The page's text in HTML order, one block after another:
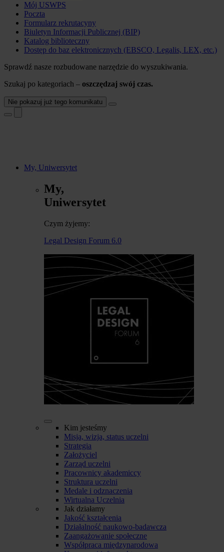
Mój USWPS
Poczta
Formularz rekrutacyny
Biuletyn Informacji Publicznej (BIP)
Katalog biblioteczny
Dostęp do baz elektronicznych (EBSCO, Legalis, LEX, etc.)
Sprawdź nasze rozbudowane narzędzie do wyszukiwania.
Szukaj po kategoriach – oszczędzaj swój czas.
Nie pokazuj już tego komunikatu
My, Uniwersytet
My,
Uniwersytet
Czym żyjemy:
Legal Design Forum 6.0
Kim jesteśmy
Misja, wizja, status uczelni
Strategia
Założyciel
Zarząd uczelni
Pracownicy akademiccy
Struktura uczelni
Medale i odznaczenia
Wirtualna Uczelnia
Jak działamy
Jakość kształcenia
Działalność naukowo-badawcza
Zaangażowanie społeczne
Współpraca międzynarodowa